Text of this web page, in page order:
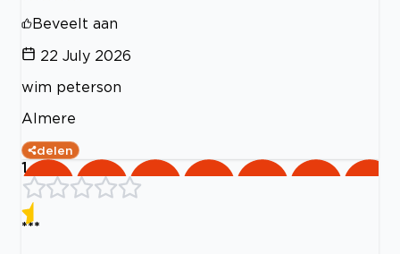
Beveelt aan
22 July 2026
wim peterson
Almere
delen
1
***